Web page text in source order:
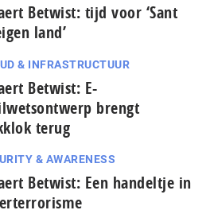
Betwist: tijd voor ‘Sant
land’
& INFRASTRUCTUUR
Betwist: E-
brengt
terug
& AWARENESS
Betwist: Een handeltje in